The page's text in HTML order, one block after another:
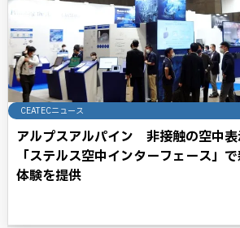
CEATECニュース
アルプスアルパイン 非接触の空中
「ステルス空中インターフェース」
体験を提供